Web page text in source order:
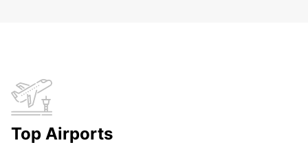
Top Airports